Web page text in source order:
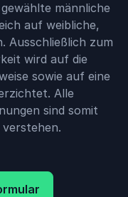
männliche
auf weibliche,
Ausschließlich zum
wird auf die
sowie auf eine
Alle
sind somit